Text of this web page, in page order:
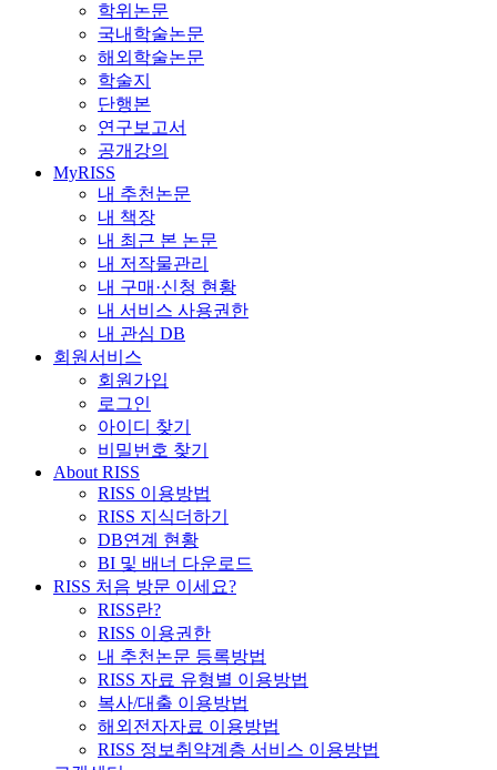
학위논문
국내학술논문
해외학술논문
학술지
단행본
연구보고서
공개강의
MyRISS
내 추천논문
내 책장
내 최근 본 논문
내 저작물관리
내 구매·신청 현황
내 서비스 사용권한
내 관심 DB
회원서비스
회원가입
로그인
아이디 찾기
비밀번호 찾기
About RISS
RISS 이용방법
RISS 지식더하기
DB연계 현황
BI 및 배너 다운로드
RISS 처음 방문 이세요?
RISS란?
RISS 이용권한
내 추천논문 등록방법
RISS 자료 유형별 이용방법
복사/대출 이용방법
해외전자자료 이용방법
RISS 정보취약계층 서비스 이용방법